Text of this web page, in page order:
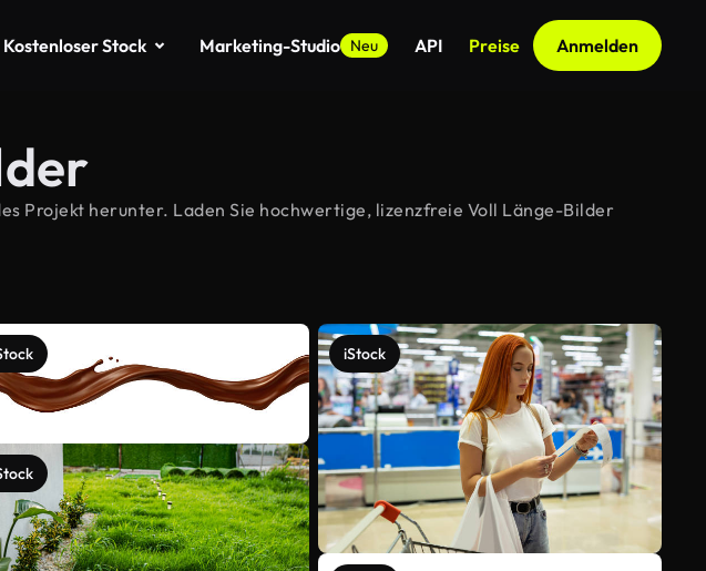
Kostenloser Stock Marketing-Studio Neu API Preise Anmelden
Projekt herunter. Laden Sie hochwertige, lizenzfreie Voll Länge-Bilder
iStock